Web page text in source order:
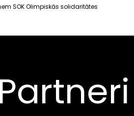
SOK Olimpiskās solidaritātes
Partneri